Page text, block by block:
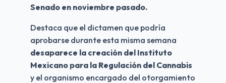
Senado en noviembre pasado.
Destaca que el dictamen que podría
desaparece la creación del Instituto
Mexicano para la Regulación del Cannabis
y el organismo encargado del otorgamiento